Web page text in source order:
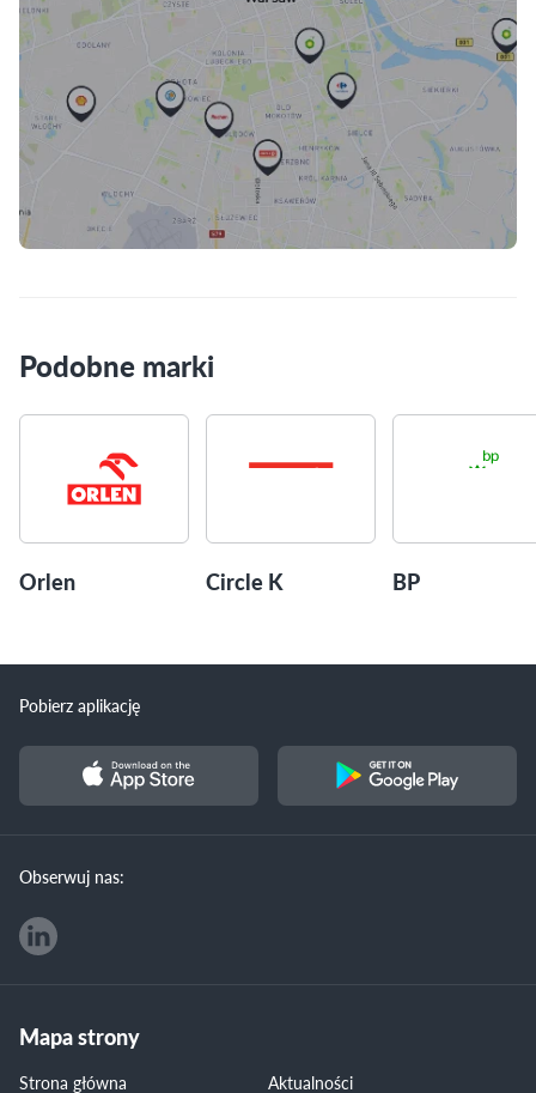
Podobne marki
Orlen Circle K BP
Pobierz aplikację
Obserwuj nas:
Mapa strony
Strona główna Aktualności